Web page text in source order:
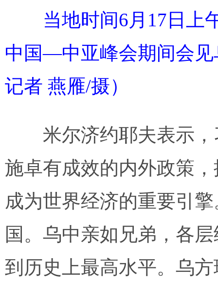
当地时间6月17日上
中国—中亚峰会期间会见
记者 燕雁/摄）
米尔济约耶夫表示，
施卓有成效的内外政策
成为世界经济的重要引
国。乌中亲如兄弟，各
到历史上最高水平。乌